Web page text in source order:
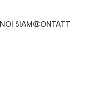
NOI SIAMOCONTATTI